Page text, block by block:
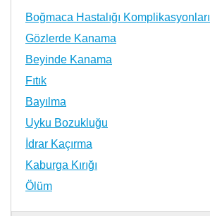
Boğmaca Hastalığı Komplikasyonları
Gözlerde Kanama
Beyinde Kanama
Fıtık
Bayılma
Uyku Bozukluğu
İdrar Kaçırma
Kaburga Kırığı
Ölüm